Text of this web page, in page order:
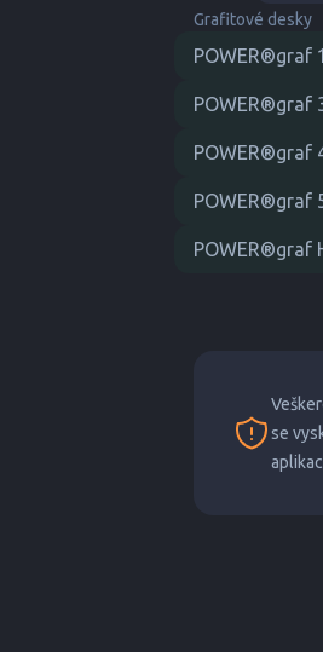
Grafitové desky
POWER®graf
POWER®graf
POWER®graf
POWER®graf
POWER®graf
se